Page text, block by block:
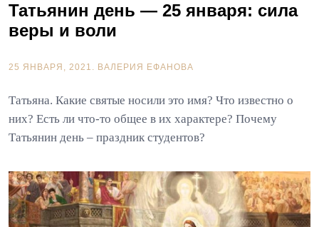
Татьянин день — 25 января: сила
веры и воли
25 ЯНВАРЯ, 2021. ВАЛЕРИЯ ЕФАНОВА
Татьяна. Какие святые носили это имя? Что известно о
них? Есть ли что-то общее в их характере? Почему
Татьянин день – праздник студентов?